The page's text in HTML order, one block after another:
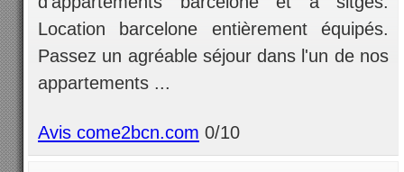
Location barcelone entièrement équipés.
Passez un agréable séjour dans l'un de nos
appartements ...
Avis come2bcn.com 0/10